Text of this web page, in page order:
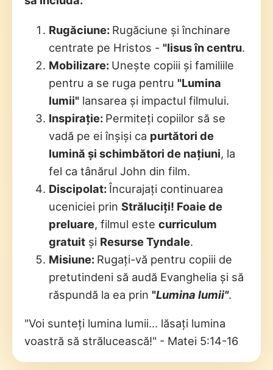
Rugăciune: Rugăciune și închinare
centrate pe Hristos - "Iisus în centru.
Mobilizare: Unește copiii și familiile
pentru a se ruga pentru "Lumina
lumii" lansarea și impactul filmului.
Inspirație: Permiteți copiilor să se
vadă pe ei înșiși ca purtători de
lumină și schimbători de națiuni, la
fel ca tânărul John din film.
Discipolat:Încurajați continuarea
uceniciei prin Străluciți! Foaie de
preluare, filmul este curriculum
gratuit și Resurse Tyndale.
Misiune: Rugați-vă pentru copiii de
pretutindeni să audă Evanghelia și să
răspundă la ea prin "Lumina lumii".
"Voi sunteți lumina lumii... lăsați lumina
voastră să strălucească!" - Matei 5:14-16